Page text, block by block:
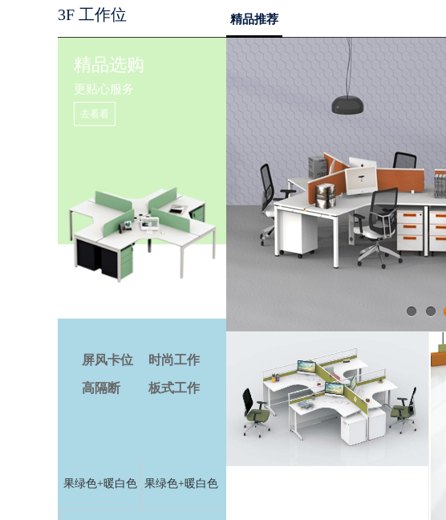
3F 工作位 精品推荐
精品选购
更贴心服务
去看看
屏风卡位
时尚工作
位
高隔断
板式工作
果绿色+暖白色 果绿色+暖白色